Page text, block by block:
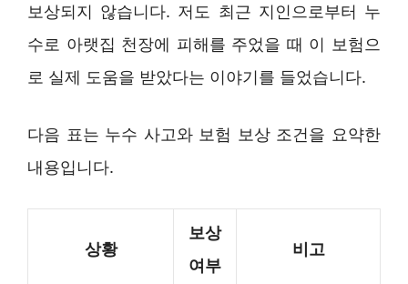
보상되지 않습니다. 저도 최근 지인으로부터 누
수로 아랫집 천장에 피해를 주었을 때 이 보험으
로 실제 도움을 받았다는 이야기를 들었습니다.
다음 표는 누수 사고와 보험 보상 조건을 요약한
내용입니다.
상황
보상
여부
비고